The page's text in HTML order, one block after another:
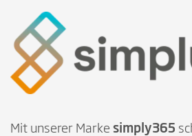
Mit unserer Marke simply365